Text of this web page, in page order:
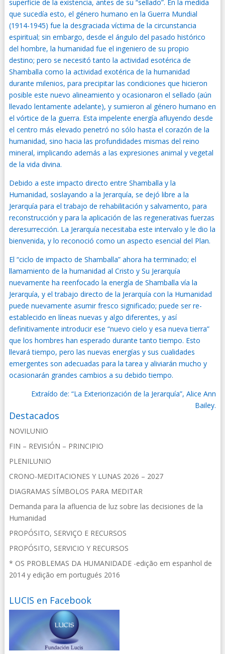
superficie de la existencia, antes de su “sellado”. En la medida
que sucedía esto, el género humano en la Guerra Mundial
(1914-1945) fue la desgraciada víctima de la circunstancia
espiritual; sin embargo, desde el ángulo del pasado histórico
del hombre, la humanidad fue el ingeniero de su propio
destino; pero se necesitó tanto la actividad esotérica de
Shamballa como la actividad exotérica de la humanidad
durante milenios, para precipitar las condiciones que hicieron
posible este nuevo alineamiento y ocasionaron el sellado (aún
llevado lentamente adelante), y sumieron al género humano en
el vórtice de la guerra. Esta impelente energía afluyendo desde
el centro más elevado penetró no sólo hasta el corazón de la
humanidad, sino hacia las profundidades mismas del reino
mineral, implicando además a las expresiones animal y vegetal
de la vida divina.
Debido a este impacto directo entre Shamballa y la
Humanidad, soslayando a la Jerarquía, se dejó libre a la
Jerarquía para el trabajo de rehabilitación y salvamento, para
reconstrucción y para la aplicación de las regenerativas fuerzas
deresurrección. La Jerarquía necesitaba este intervalo y le dio la
bienvenida, y lo reconoció como un aspecto esencial del Plan.
El “ciclo de impacto de Shamballa” ahora ha terminado; el
llamamiento de la humanidad al Cristo y Su Jerarquía
nuevamente ha reenfocado la energía de Shamballa vía la
Jerarquía, y el trabajo directo de la Jerarquía con la Humanidad
puede nuevamente asumir fresco significado; puede ser re-
establecido en líneas nuevas y algo diferentes, y así
definitivamente introducir ese “nuevo cielo y esa nueva tierra”
que los hombres han esperado durante tanto tiempo. Esto
llevará tiempo, pero las nuevas energías y sus cualidades
emergentes son adecuadas para la tarea y aliviarán mucho y
ocasionarán grandes cambios a su debido tiempo.
Extraído de: “La Exteriorización de la Jerarquía”, Alice Ann
Bailey.
Destacados
NOVILUNIO
FIN – REVISIÓN – PRINCIPIO
PLENILUNIO
CRONO-MEDITACIONES Y LUNAS 2026 – 2027
DIAGRAMAS SÍMBOLOS PARA MEDITAR
Demanda para la afluencia de luz sobre las decisiones de la
Humanidad
PROPÓSITO, SERVIÇO E RECURSOS
PROPÓSITO, SERVICIO Y RECURSOS
* OS PROBLEMAS DA HUMANIDADE -edição em espanhol de
2014 y edição em portugués 2016
LUCIS en Facebook